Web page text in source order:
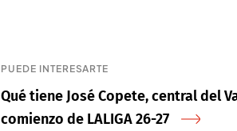
PUEDE INTERESARTE
Qué tiene José Copete, central del
comienzo de LALIGA 26-27